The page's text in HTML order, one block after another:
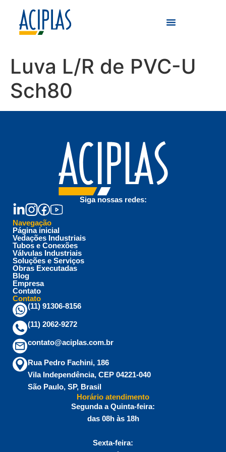
Luva L/R de PVC-U
Sch80
Siga nossas redes:
Navegação
Página inicial
Vedações Industriais
Tubos e Conexões
Válvulas Industriais
Soluções e Serviços
Obras Executadas
Blog
Empresa
Contato
Contato
(11) 91306-8156
(11) 2062-9272
contato@aciplas.com.br
Rua Pedro Fachini, 186
Vila Independência, CEP 04221-040
São Paulo, SP, Brasil
Horário atendimento
Segunda a Quinta-feira:
das 08h às 18h
Sexta-feira: